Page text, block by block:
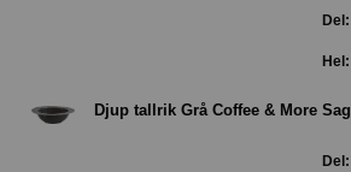
Djup tallrik Grå Coffee & More